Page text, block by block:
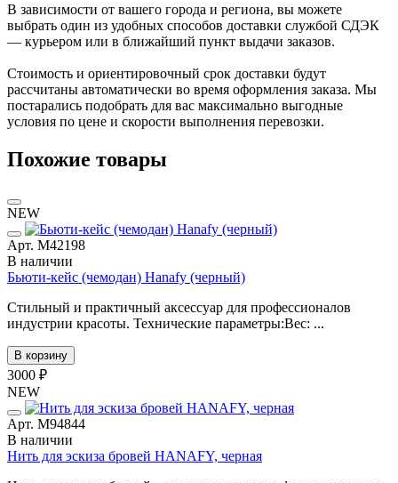
В зависимости от вашего города и региона, вы можете
выбрать один из удобных способов доставки службой СДЭК
— курьером или в ближайший пункт выдачи заказов.
Стоимость и ориентировочный срок доставки будут
рассчитаны автоматически во время оформления заказа. Мы
постарались подобрать для вас максимально выгодные
условия по цене и скорости выполнения перевозки.
Похожие товары
NEW
Арт. М42198
В наличии
Бьюти-кейс (чемодан) Hanafy (черный)
Стильный и практичный аксессуар для профессионалов
индустрии красоты. Технические параметры:Вес: ...
В корзину
3000 ₽
NEW
Арт. М94844
В наличии
Нить для эскиза бровей HANAFY, черная